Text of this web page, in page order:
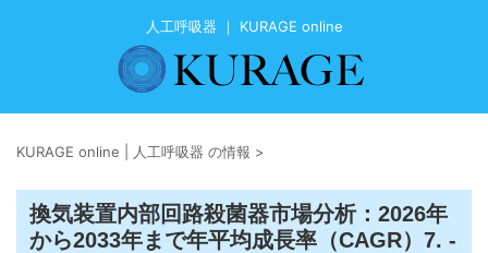
人工呼吸器 ｜ KURAGE online
KURAGE online | 人工呼吸器 の情報 >
換気装置内部回路殺菌器市場分析：2026年
から2033年まで年平均成長率（CAGR）7. -